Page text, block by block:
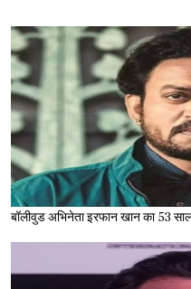
बॉलीवुड अभिनेता इरफान खान का 53